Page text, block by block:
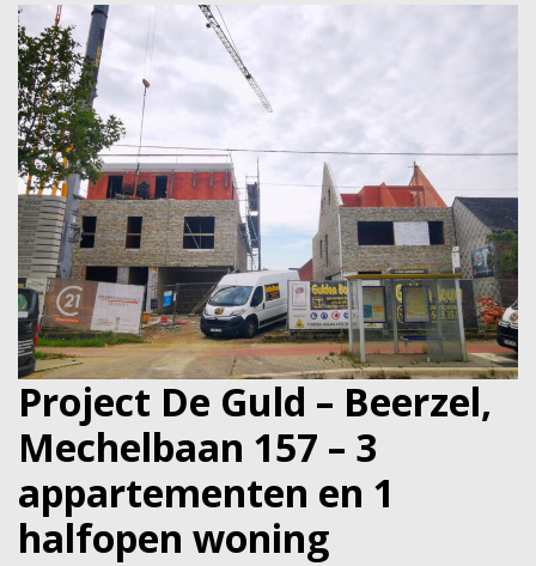
Project De Guld – Beerzel,
Mechelbaan 157 – 3
appartementen en 1
halfopen woning